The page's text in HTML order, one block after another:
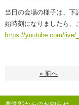
当日の会場の様子は、下
始時刻になりましたら、
https://youtube.com/live/
« 前へ